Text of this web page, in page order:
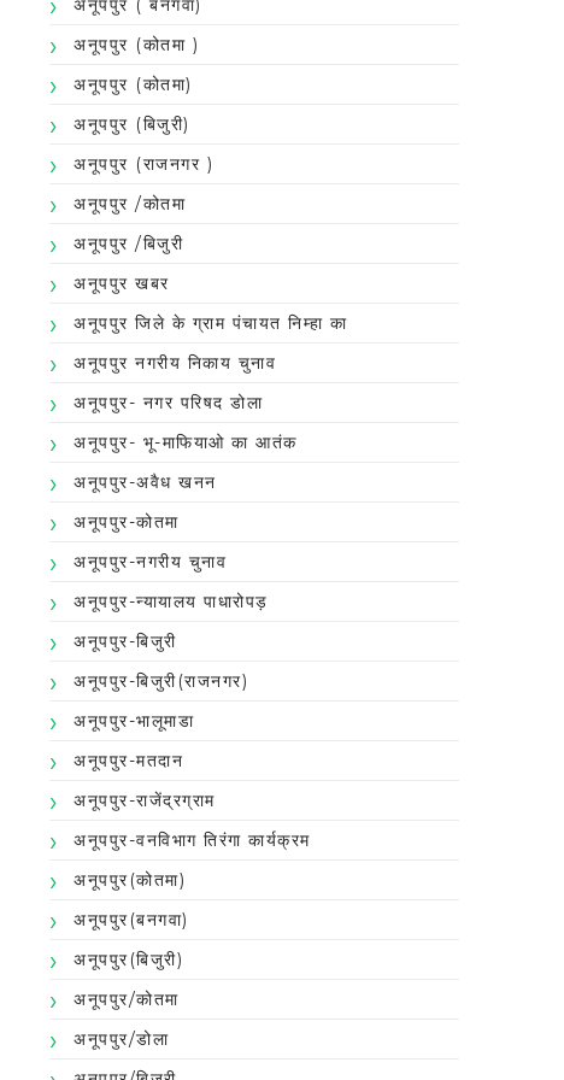
अनूपपुर ( बनगवा)
अनूपपुर (कोतमा )
अनूपपुर (कोतमा)
अनूपपुर (बिजुरी)
अनूपपुर (राजनगर )
अनूपपुर /कोतमा
अनूपपुर /बिजुरी
अनूपपुर खबर
अनूपपुर जिले के ग्राम पंचायत निम्हा का
अनूपपुर नगरीय निकाय चुनाव
अनूपपुर- नगर परिषद डोला
अनूपपुर- भू-माफियाओ का आतंक
अनूपपुर-अवैध खनन
अनूपपुर-कोतमा
अनूपपुर-नगरीय चुनाव
अनूपपुर-न्यायालय पाधारोपड़
अनूपपुर-बिजुरी
अनूपपुर-बिजुरी(राजनगर)
अनूपपुर-भालूमाडा
अनूपपुर-मतदान
अनूपपुर-राजेंद्रग्राम
अनूपपुर-वनविभाग तिरंगा कार्यक्रम
अनूपपुर(कोतमा)
अनूपपुर(बनगवा)
अनूपपुर(बिजुरी)
अनूपपुर/कोतमा
अनूपपुर/डोला